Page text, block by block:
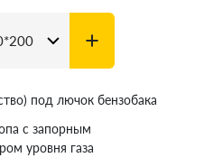
под лючок бензобака
с запорным
уровня газа